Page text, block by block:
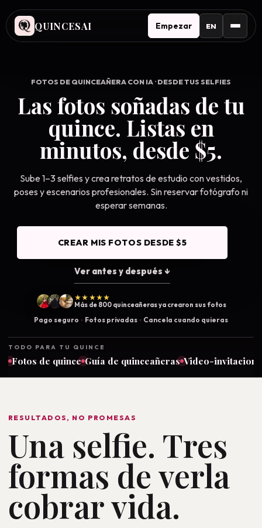
QUINCESAI Empezar EN
FOTOS DE QUINCEAÑERA CON IA · DESDE TUS SELFIES
Las fotos soñadas de tu
quince. Listas en
minutos, desde $5.
Sube 1–3 selfies y crea retratos de estudio con vestidos,
poses y escenarios profesionales. Sin reservar fotógrafo ni
esperar semanas.
CREAR MIS FOTOS DESDE $5
Ver antes y después ↓
★★★★★
Más de 800 quinceañeras ya crearon sus fotos
Pago seguro Fotos privadas Cancela cuando quieras
TODO PARA TU QUINCE
Fotos de quince Guía de quinceañeras Video-
RESULTADOS, NO PROMESAS
Una selfie. Tres
formas de verla
cobrar vida.